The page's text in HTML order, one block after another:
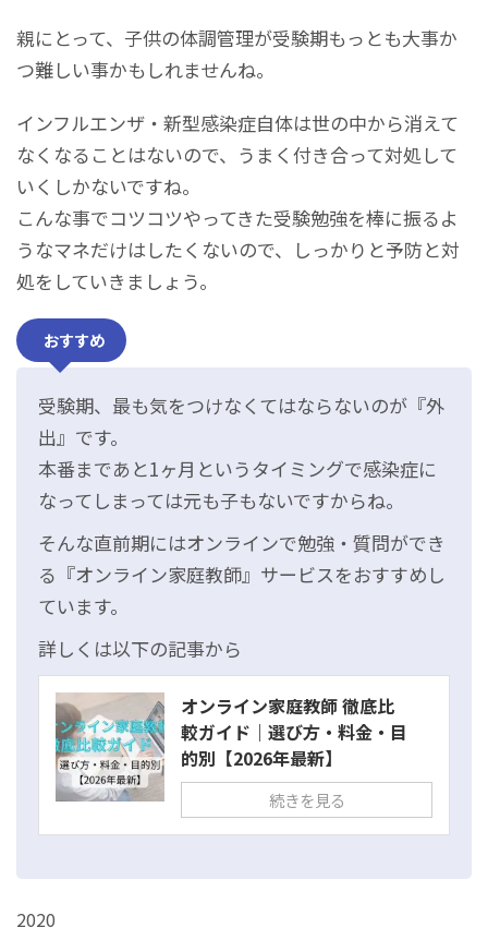
親にとって、子供の体調管理が受験期もっとも大事か
つ難しい事かもしれませんね。
インフルエンザ・新型感染症自体は世の中から消えて
なくなることはないので、うまく付き合って対処して
いくしかないですね。
こんな事でコツコツやってきた受験勉強を棒に振るよ
うなマネだけはしたくないので、しっかりと予防と対
処をしていきましょう。
おすすめ
受験期、最も気をつけなくてはならないのが『外
出』です。
本番まであと1ヶ月というタイミングで感染症に
なってしまっては元も子もないですからね。
そんな直前期にはオンラインで勉強・質問ができ
る『オンライン家庭教師』サービスをおすすめし
ています。
詳しくは以下の記事から
オンライン家庭教師 徹底比
較ガイド｜選び方・料金・目
的別【2026年最新】
続きを見る
2020